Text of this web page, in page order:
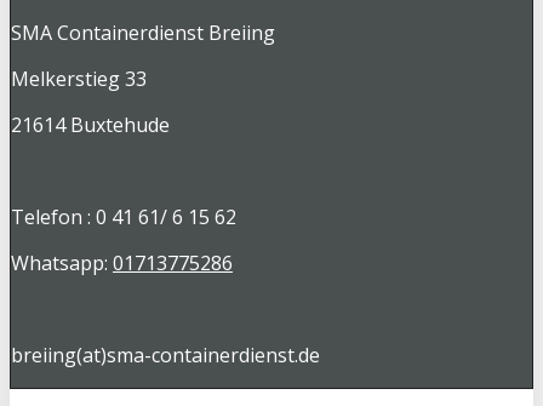
SMA Containerdienst Breiing
Melkerstieg 33
21614 Buxtehude
Telefon : 0 41 61/ 6 15 62
Whatsapp: 01713775286
breiing(at)sma-containerdienst.de